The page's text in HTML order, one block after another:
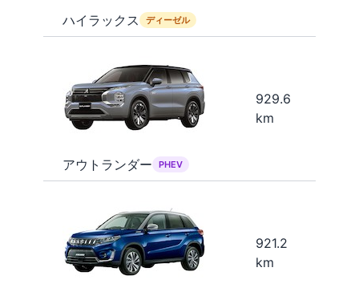
ハイラックス ディーゼル
アウトランダー PHEV
929.6
km
921.2
km